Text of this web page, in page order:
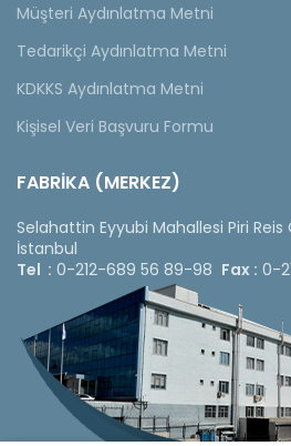
Müşteri Aydınlatma Metni
Tedarikçi Aydınlatma Metni
KDKKS Aydınlatma Metni
Kişisel Veri Başvuru Formu
FABRİKA (MERKEZ)
Selahattin Eyyubi Mahallesi Piri Reis
İstanbul
Tel : 0-212-689 56 89-98 Fax : 0-